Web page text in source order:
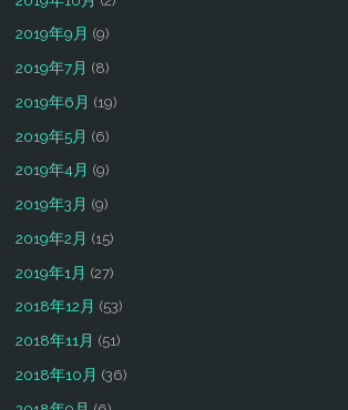
2019年9月 (9)
2019年7月 (8)
2019年6月 (19)
2019年5月 (6)
2019年4月 (9)
2019年3月 (9)
2019年2月 (15)
2019年1月 (27)
2018年12月 (53)
2018年11月 (51)
2018年10月 (36)